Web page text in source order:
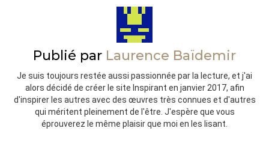
Publié par Laurence Baïdemir
Je suis toujours restée aussi passionnée par la lecture, et j'ai
alors décidé de créer le site Inspirant en janvier 2017, afin
d'inspirer les autres avec des œuvres très connues et d'autres
qui méritent pleinement de l'être. J'espère que vous
éprouverez le même plaisir que moi en les lisant.